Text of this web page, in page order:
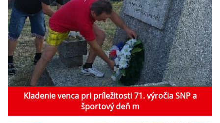
Kladenie venca pri príležitosti 71. výročia SNP a
športový deň m